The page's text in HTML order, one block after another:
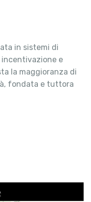
in sistemi di
e
la maggioranza di
fondata e tuttora